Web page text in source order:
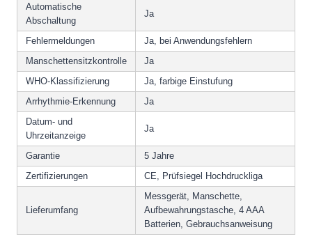
Automatische
Abschaltung
Ja
Fehlermeldungen
Ja, bei Anwendungsfehlern
Manschettensitzkontrolle
Ja
WHO-Klassifizierung
Ja, farbige Einstufung
Arrhythmie-Erkennung
Ja
Datum- und
Uhrzeitanzeige
Ja
Garantie
5 Jahre
Zertifizierungen
CE, Prüfsiegel Hochdruckliga
Lieferumfang
Messgerät, Manschette,
Aufbewahrungstasche, 4 AAA
Batterien, Gebrauchsanweisung